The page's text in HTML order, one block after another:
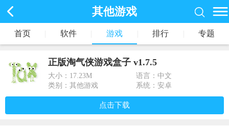
其他游戏
首页 软件 游戏 排行 专题
正版淘气侠游戏盒子 v1.7.5
大小： 17.23M
语言：中文
类别：其他游戏
系统：安卓
点击下载